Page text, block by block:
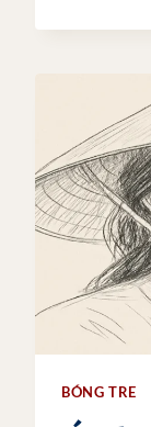
BÓNG TRE